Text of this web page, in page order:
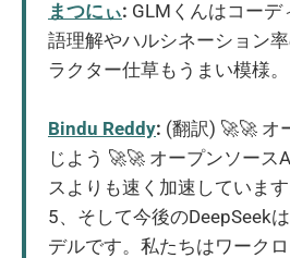
まつにぃ: GLMくんはコー
語理解やハルシネーション
ラクター仕草もうまい模様。
Bindu Reddy: (翻訳) 🚀🚀 オ
じよう 🚀🚀 オープンソース
スよりも速く加速していま
5、そして今後のDeepSeek
デルです。私たちはワーク